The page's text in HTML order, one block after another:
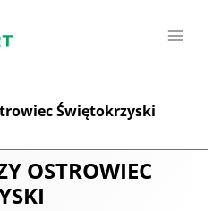
Świętokrzyski
OSTROWIEC